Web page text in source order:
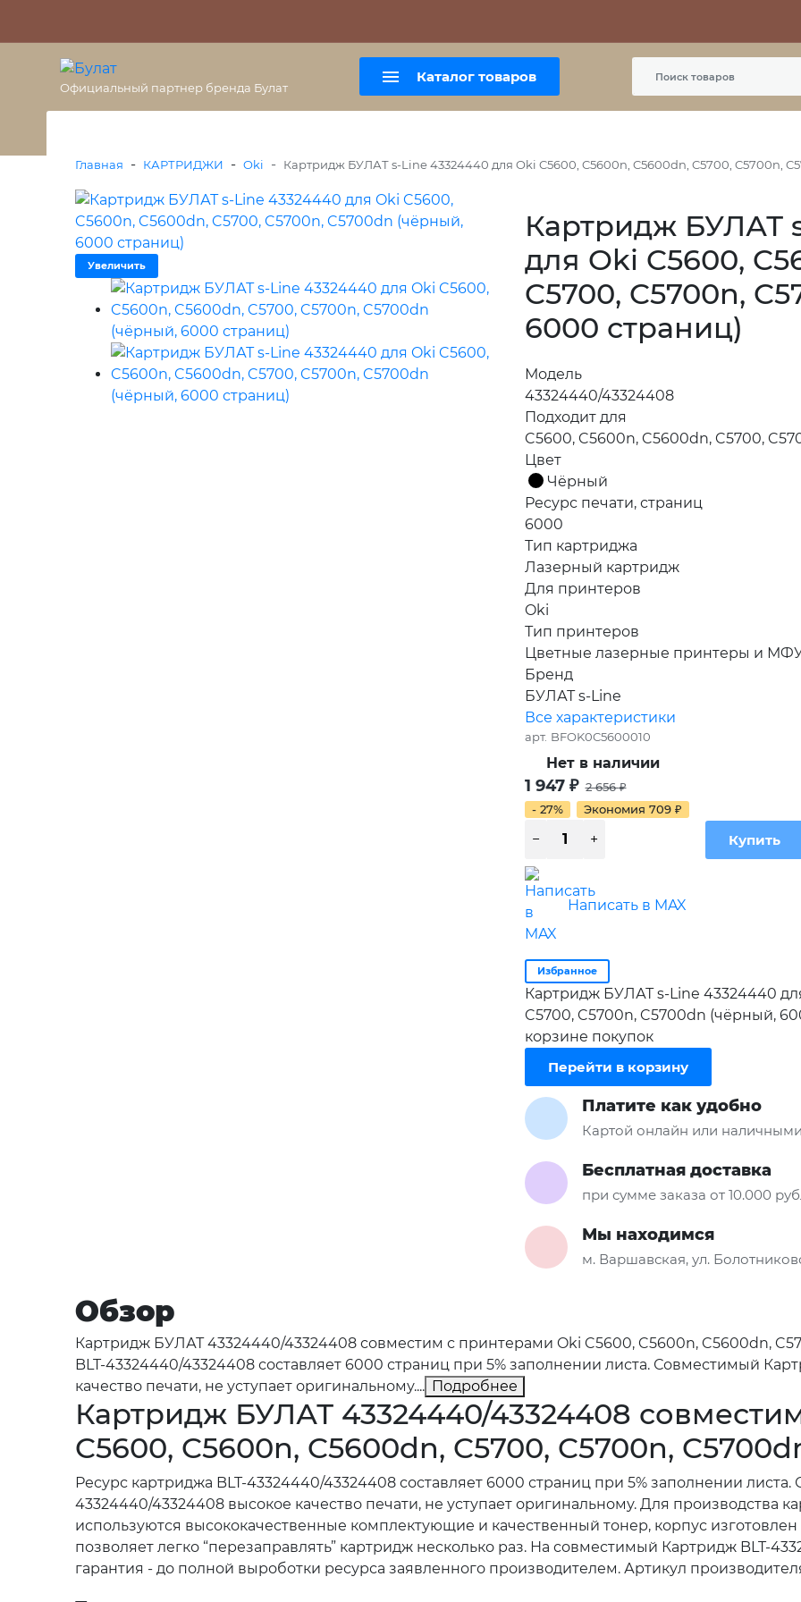
+7 (495) 477-56-25
Официальный партнер бренда Булат
Каталог товаров
Главная - КАРТРИДЖИ - Oki - Картридж БУЛАТ s-Line 43324440 для Oki C5600, C5600n, C5600dn, C5700, C5700n,
Увеличить
Картридж БУЛАТ
для Oki C5600,
C5700, C5700n,
6000 страниц)
Модель
43324440/43324408
Подходит для
C5600, C5600n, C5600dn, C5700,
Цвет
Чёрный
Ресурс печати, страниц
6000
Тип картриджа
Лазерный картридж
Для принтеров
Oki
Тип принтеров
Цветные лазерные принтеры и
Бренд
БУЛАТ s-Line
Все характеристики
арт. BFOK0C5600010
Нет в наличии
1 947 ₽ 2 656₽
- 27%
Экономия 709 ₽
Написать в MAX
Избранное
Картридж БУЛАТ s-Line 43324440
C5700, C5700n, C5700dn (чёрный,
корзине покупок
Перейти в корзину
Платите как удобно
Картой онлайн или
Бесплатная доставка
при сумме заказа от 10.000
Мы находимся
м. Варшавская, ул.
Обзор
Картридж БУЛАТ 43324440/43324408 совместим с принтерами Oki C5600, C5600n, C5600dn,
BLT-43324440/43324408 составляет 6000 страниц при 5% заполнении листа. Совместимый
качество печати, не уступает оригинальному.... Подробнее
Картридж БУЛАТ 43324440/43324408
C5600, C5600n, C5600dn, C5700, C5700n,
Ресурс картриджа BLT-43324440/43324408 составляет 6000 страниц при 5% заполнении
43324440/43324408 высокое качество печати, не уступает оригинальному. Для производства
используются высококачественные комплектующие и качественный тонер, корпус изготовлен
позволяет легко “перезаправлять” картридж несколько раз. На совместимый Картридж BLT-
гарантия - до полной выроботки ресурса заявленного производителем. Артикул